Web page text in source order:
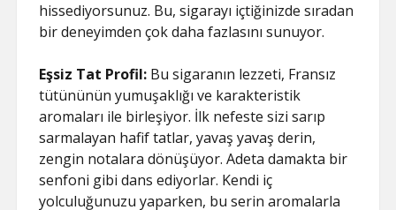
hissediyorsunuz. Bu, sigarayı içtiğinizde sıradan
bir deneyimden çok daha fazlasını sunuyor.
Eşsiz Tat Profil: Bu sigaranın lezzeti, Fransız
tütününün yumuşaklığı ve karakteristik
aromaları ile birleşiyor. İlk nefeste sizi sarıp
sarmalayan hafif tatlar, yavaş yavaş derin,
zengin notalara dönüşüyor. Adeta damakta bir
senfoni gibi dans ediyorlar. Kendi iç
yolculuğunuzu yaparken, bu serin aromalarla